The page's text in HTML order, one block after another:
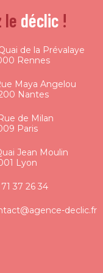
le déclic!
de la Prévalaye
Rennes
Maya Angelou
Nantes
de Milan
Paris
Jean Moulin
Lyon
37 26 34
declic.fr